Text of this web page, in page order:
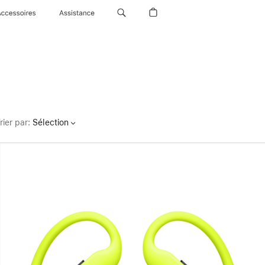
Assistance
par: Sélection
Précédent